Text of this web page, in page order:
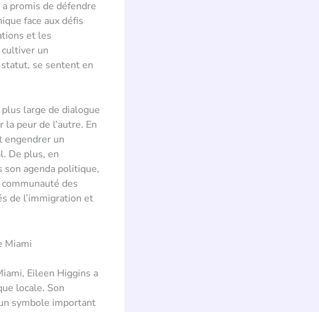
promis de défendre
face aux défis
et les
un
se sentent en
large de dialogue
peur de l’autre. En
engendrer un
De plus, en
agenda politique,
des
de l’immigration et
Miami
Eileen Higgins a
locale. Son
symbole important